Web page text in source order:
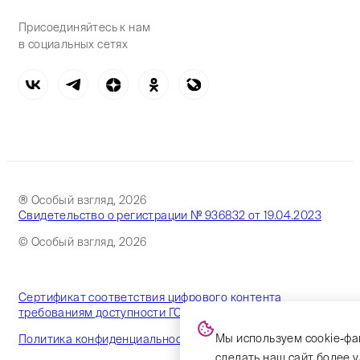
Присоединяйтесь к нам
в социальных сетях
® Особый взгляд, 2026
Свидетельство о регистрации № 936832 от 19.04.2023
© Особый взгляд, 2026
Сертификат соответствия цифрового контента
требованиям доступности ГОСТ
Политика конфиденциальности
Мы используем cookie-